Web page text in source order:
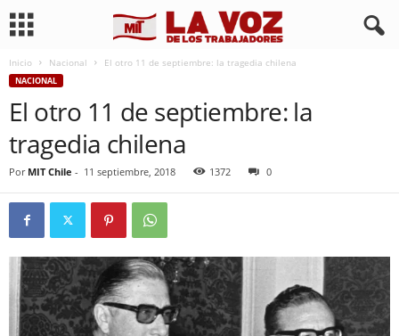
Inicio Nacional El otro 11 de septiembre: la tragedia chilena
NACIONAL
El otro 11 de septiembre: la
tragedia chilena
Por MIT Chile - 11 septiembre, 2018 1372 0